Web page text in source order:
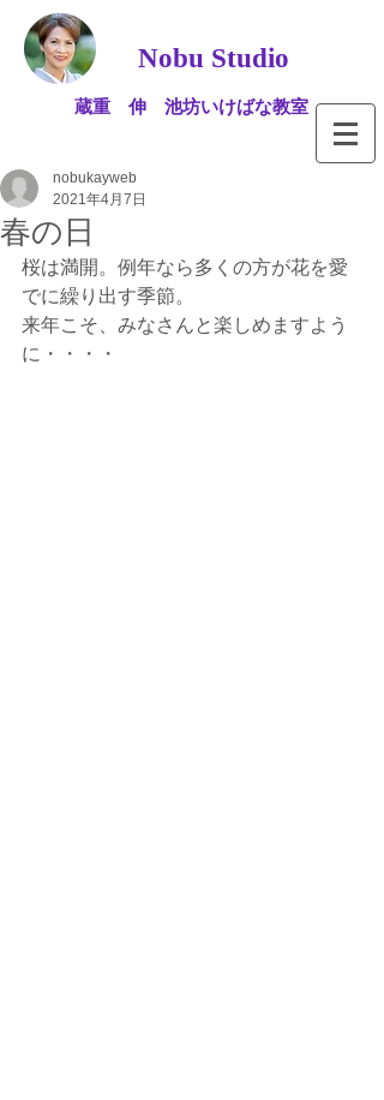
Nobu Studio
蔵重 伸 池坊いけばな教室
春の日
nobukayweb
2021年4月7日
桜は満開。例年なら多くの方が花を愛
でに繰り出す季節。
来年こそ、みなさんと楽しめますよう
に・・・・